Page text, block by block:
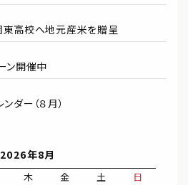
高校へ地元産米を贈呈
ン開催中
ダー（８月）
2026年8月
木 金 土
日